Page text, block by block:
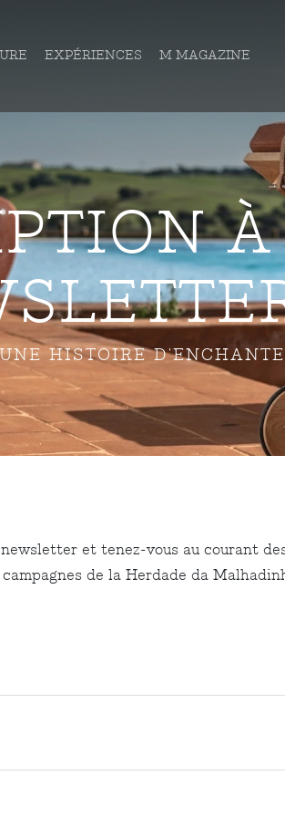
EXPÉRIENCES M MAGAZINE
HISTOIRE
et tenez-vous au courant
de la Herdade da